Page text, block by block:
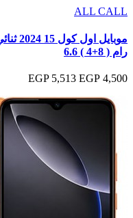
ALL CALL
رام ( 8+4 ) 6.6
4,500 EGP
5,513 EGP